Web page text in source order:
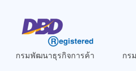
กรมพัฒนาธุรกิจการค้า กร